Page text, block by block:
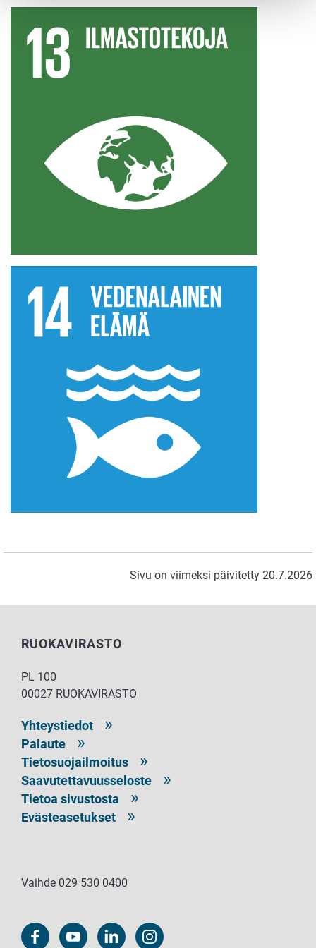
Sivu on viimeksi päivitetty 20.7.2026
RUOKAVIRASTO
PL 100
00027 RUOKAVIRASTO
Yhteystiedot
Palaute
Tietosuojailmoitus
Saavutettavuusseloste
Tietoa sivustosta
Evästeasetukset
Vaihde 029 530 0400